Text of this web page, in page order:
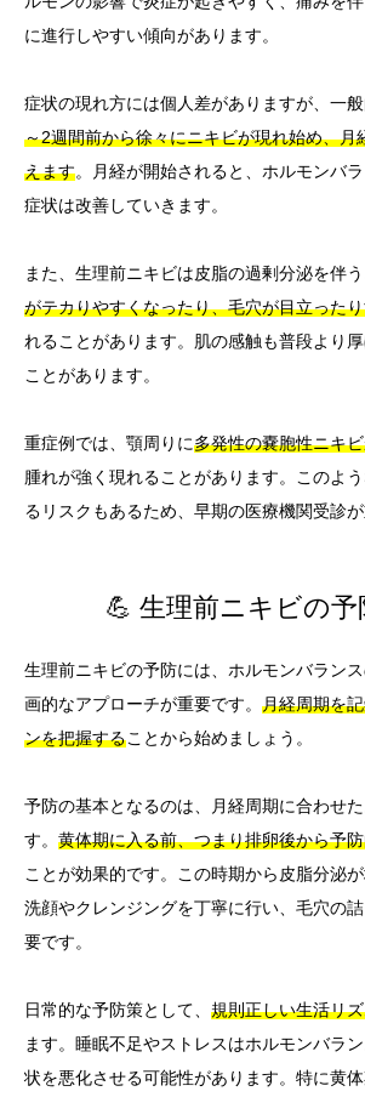
に進行しやすい傾向があります。
症状の現れ方には個人差がありますが、一
～2週間前から徐々にニキビが現れ始め、月
えます。月経が開始されると、ホルモンバ
症状は改善していきます。
また、生理前ニキビは皮脂の過剰分泌を伴う
がテカりやすくなったり、毛穴が目立った
れることがあります。肌の感触も普段より
ことがあります。
重症例では、顎周りに多発性の嚢胞性ニキ
腫れが強く現れることがあります。このよ
るリスクもあるため、早期の医療機関受診が
💪 生理前ニキビの予
生理前ニキビの予防には、ホルモンバラン
画的なアプローチが重要です。 月経周期を
ンを把握することから始めましょう。
予防の基本となるのは、月経周期に合わせ
す。 黄体期に入る前、つまり排卵後から予
ことが効果的です。この時期から皮脂分泌が
洗顔やクレンジングを丁寧に行い、毛穴の
要です。
日常的な予防策として、 規則正しい生活リ
ます。睡眠不足やストレスはホルモンバラ
状を悪化させる可能性があります。特に黄